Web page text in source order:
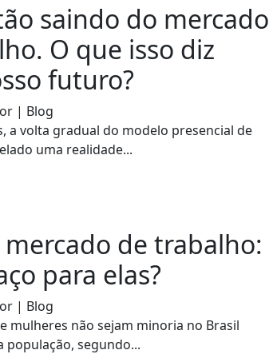
saindo do mercado
O que isso diz
futuro?
| Blog
a volta gradual do modelo presencial de
uma realidade...
mercado de trabalho:
para elas?
| Blog
mulheres não sejam minoria no Brasil
população, segundo...